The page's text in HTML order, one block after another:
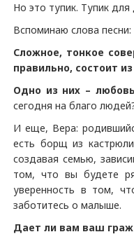
Но это тупик. Тупик
Вспоминаю слова
Сложное, тонкое
правильно, состоит
Одно из них –
сегодня на благо
И еще, Вера:
есть борщ из
создавая семью,
том, что вы будете
уверенность в том,
заботитесь о малыше.
Дает ли вам ваш